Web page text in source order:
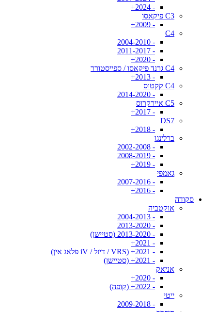
- 2024+
C3 פיקאסו
- 2009+
C4
- 2004-2010
- 2011-2017
- 2020+
C4 גרנד פיקאסו / ספייסטורר
- 2013+
C4 קקטוס
- 2014-2020
C5 איירקרוס
- 2017+
DS7
- 2018+
ברלינגו
- 2002-2008
- 2008-2019
- 2019+
גאמפי
- 2007-2016
- 2016+
סקודה
אוקטביה
- 2004-2013
- 2013-2020
- 2013-2020 (סטיישן)
- 2021+
- 2021+ (VRS / דיזל / iV פלאג אין)
- 2021+ (סטיישן)
אניאק
- 2020+
- 2022+ (קופה)
ייטי
- 2009-2018